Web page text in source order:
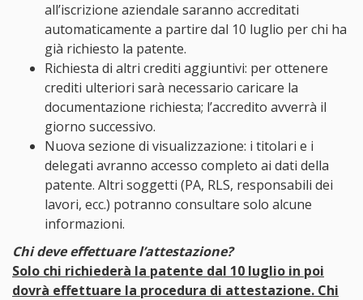
all’iscrizione aziendale saranno accreditati
automaticamente a partire dal 10 luglio per chi ha
già richiesto la patente.
Richiesta di altri crediti aggiuntivi: per ottenere
crediti ulteriori sarà necessario caricare la
documentazione richiesta; l’accredito avverrà il
giorno successivo.
Nuova sezione di visualizzazione: i titolari e i
delegati avranno accesso completo ai dati della
patente. Altri soggetti (PA, RLS, responsabili dei
lavori, ecc.) potranno consultare solo alcune
informazioni.
Chi deve effettuare l’attestazione?
Solo chi richiederà la patente dal 10 luglio in poi
dovrà effettuare la procedura di attestazione. Chi